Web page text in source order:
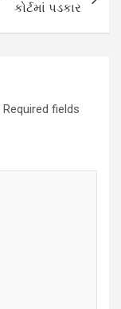
કોર્ટમાં પડકાર
Required fields